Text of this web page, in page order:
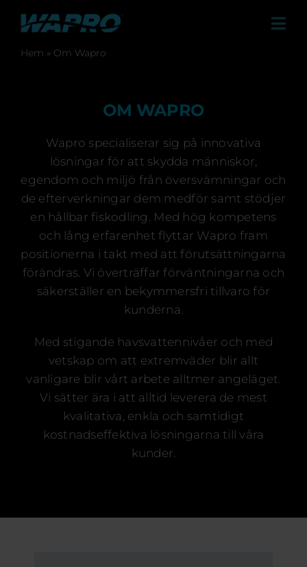
innehållet
Referenser
Kontakt
Om Wapro
Återförsäljare
Nyheter
Events
Certifieringar
FAQ
Karriär
Svenska
Hem » Om Wapro
OM WAPRO
Wapro specialiserar sig på innovativa
lösningar för att skydda människor,
egendom och miljö från översvämningar och
de efterverkningar dem medför samt stödjer
en hållbar fiskodling. Med hög kompetens
och lång erfarenhet flyttar Wapro fram
positionerna i takt med att förutsättningarna
förändras. Vi överträffar förväntningarna och
säkerställer en bekymmersfri tillvaro för
kunderna.
Med stigande havsvattennivåer och med
vetskap om att extremväder blir allt
vanligare blir vårt arbete alltmer angeläget.
Vi sätter ära i att alltid leverera de mest
kvalitativa, enkla och samtidigt
kostnadseffektiva lösningarna till våra
kunder.